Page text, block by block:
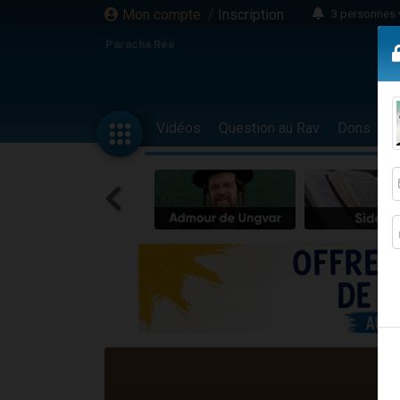
Mon compte / Inscription
3 personnes
Odaya vient
3
2
13
30
Il reste
12
3 personnes
2
2
3
8
Paracha Réé
Vidéos Question au Rav Dons